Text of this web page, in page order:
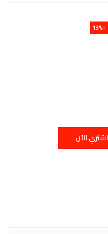
-13%
اشتري الآن